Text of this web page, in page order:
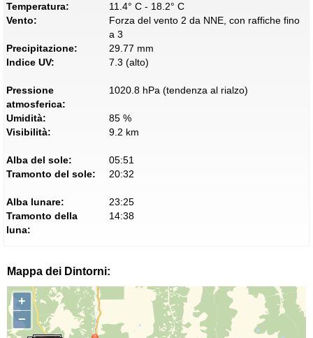
Temperatura:
11.4° C - 18.2° C
Vento:
Forza del vento 2 da NNE, con raffiche fino
a 3
Precipitazione:
29.77 mm
Indice UV:
7.3 (alto)
Pressione
atmosferica:
1020.8 hPa (tendenza al rialzo)
Umidità:
85 %
Visibilità:
9.2 km
Alba del sole:
05:51
Tramonto del sole:
20:32
Alba lunare:
23:25
Tramonto della
luna:
14:38
Mappa dei Dintorni:
+
−